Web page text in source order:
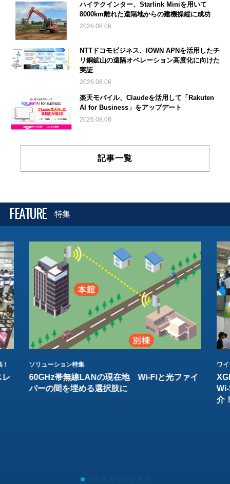
ハイテクインター、Starlink Miniを用いて
8000km離れた遠隔地からの建機操縦に成功
2026.08.06
NTTドコモビジネス、IOWN APNを活用したチ
リ銅鉱山の遠隔オペレーション高度化に向けた
実証
2026.08.06
楽天モバイル、Claudeを活用して「Rakuten
AI for Business」をアップデート
2026.08.06
記事一覧
FEATURE 特集
レ
ソリューション特集
60GHz帯無線LANの現在地 Wi-Fiと光ファイ
バーの間を埋める選択肢に
ワ
介